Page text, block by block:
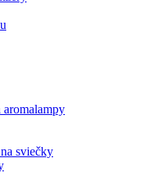
aromalampy
sviečky